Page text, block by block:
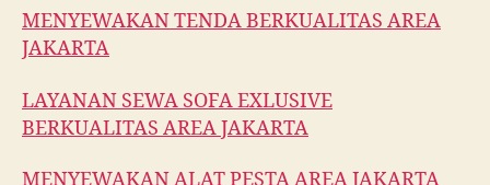
MENYEWAKAN TENDA BERKUALITAS AREA
JAKARTA
LAYANAN SEWA SOFA EXLUSIVE
BERKUALITAS AREA JAKARTA